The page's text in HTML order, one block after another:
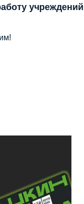
учреждений